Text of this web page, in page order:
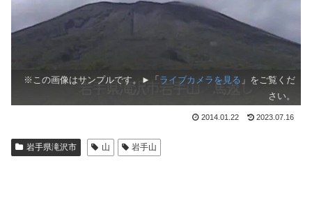
※この画像はサンプルです。►「ライブカメラを見る 」をご覧くだ
さい。
2014.01.22 2023.07.16
岩手県滝沢市 山 岩手山